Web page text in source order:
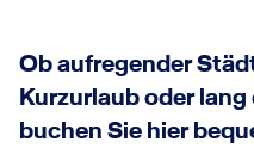
Ob aufregender
Kurzurlaub oder
buchen Sie hier